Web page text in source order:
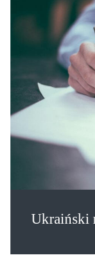
Ukraiński